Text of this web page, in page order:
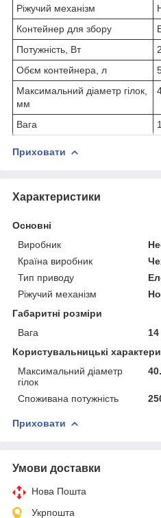
Ріжучий механізм
Контейнер для збору
Потужність, Вт
Обєм контейнера, л
Максимальний діаметр гілок,
мм
Вага
Приховати
Характеристики
Основні
Виробник
Країна виробник
Тип приводу
Ріжучий механізм
Габаритні розміри
Вага
14
Користувальницькі
Максимальний діаметр
гілок
Споживана потужність
Приховати
Умови доставки
Нова Пошта
Укрпошта